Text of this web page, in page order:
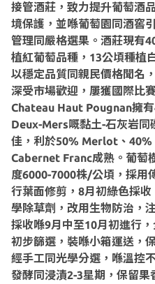
接管酒莊，致力提升葡萄酒
境保護，並喺葡萄園同酒窖
管理同嚴格選果。酒莊現有
植紅葡萄品種，13公頃種植
以穩定品質同親民價格聞名
深受市場歡迎，屢獲國際比
Chateau Haut Pougnan擁
Deux-Mers嘅黏土-石灰岩同
佳，利於50% Merlot、
Cabernet Franc成熟。葡萄
度6000-7000株/公頃，採用
行葉面修剪，8月初綠色採
學除草劑，改用生物防治，
採收喺9月中至10月初進行
初步篩選，裝喺小箱運送，
經手工同光學分選，喺溫控
發酵同浸漬2-3星期，保留